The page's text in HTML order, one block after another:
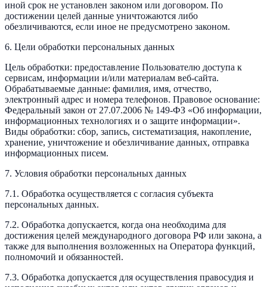
иной срок не установлен законом или договором. По
достижении целей данные уничтожаются либо
обезличиваются, если иное не предусмотрено законом.
6. Цели обработки персональных данных
Цель обработки: предоставление Пользователю доступа к
сервисам, информации и/или материалам веб-сайта.
Обрабатываемые данные: фамилия, имя, отчество,
электронный адрес и номера телефонов. Правовое основание:
Федеральный закон от 27.07.2006 № 149-ФЗ «Об информации,
информационных технологиях и о защите информации».
Виды обработки: сбор, запись, систематизация, накопление,
хранение, уничтожение и обезличивание данных, отправка
информационных писем.
7. Условия обработки персональных данных
7.1. Обработка осуществляется с согласия субъекта
персональных данных.
7.2. Обработка допускается, когда она необходима для
достижения целей международного договора РФ или закона, а
также для выполнения возложенных на Оператора функций,
полномочий и обязанностей.
7.3. Обработка допускается для осуществления правосудия и